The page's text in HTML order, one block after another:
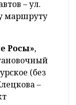
– ул.
маршруту
Росы»,
(без
–